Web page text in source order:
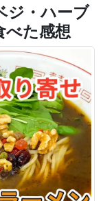
ジ・ハーブ
べた感想